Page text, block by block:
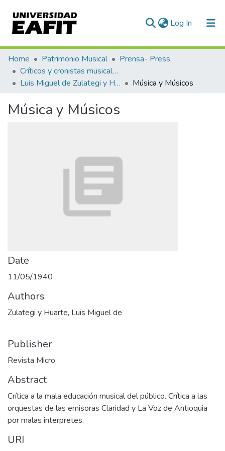
Log In (current)
Communities & Collections
All of DSpace
Home Patrimonio Musical
Prensa- Press
Críticos y cronistas musicales
Luis Miguel de Zulategi y Huarte
Música y Músicos
Música y Músicos
Date
11/05/1940
Authors
Zulategi y Huarte, Luis Miguel de
Publisher
Revista Micro
Abstract
Crítica a la mala educación musical del público. Crítica a las
orquestas de las emisoras Claridad y La Voz de Antioquia
por malas interpretes.
URI